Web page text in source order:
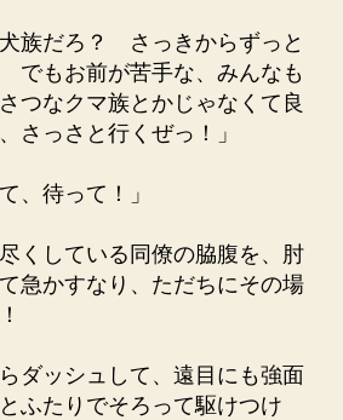
犬族だろ？ さっきからずっと
でもお前が苦手な、みんなも
つなクマ族とかじゃなくて良
っさと行くぜっ！」
、待って！」
くしている同僚の脇腹を、肘
急かすなり、ただちにその場
ダッシュして、遠目にも強面
ふたりでそろって駆けつけ